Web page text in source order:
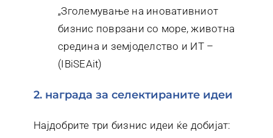
„Зголемување на иновативниот
бизнис поврзани со море, животна
средина и земјоделство и ИТ –
(IBiSEAit)
2. награда за селектираните идеи
Најдобрите три бизнис идеи ќе добијат: